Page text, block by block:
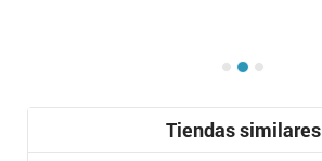
Tiendas similares